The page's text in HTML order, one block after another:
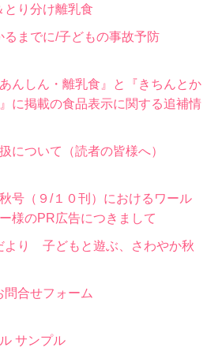
とり分け離乳食
るまでに/子どもの事故予防
あんしん・離乳食』と『きちんとか
に掲載の食品表示に関する追補情
について（読者の皆様へ）
号（９/１０刊）におけるワール
様のPR広告につきまして
より 子どもと遊ぶ、さわやか秋
問合せフォーム
サンプル